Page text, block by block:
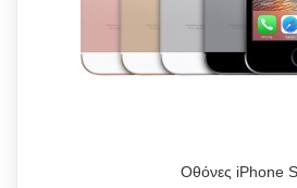
Οθόνες iPhone